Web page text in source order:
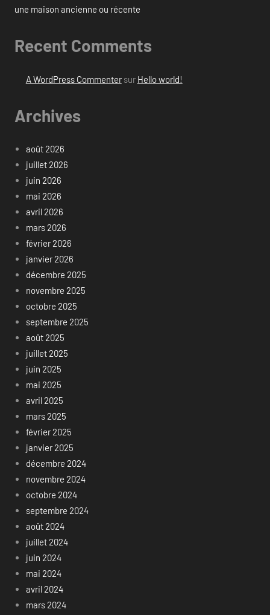
une maison ancienne ou récente
Recent Comments
A WordPress Commentersur Hello world!
Archives
août 2026
juillet 2026
juin 2026
mai 2026
avril 2026
mars 2026
février 2026
janvier 2026
décembre 2025
novembre 2025
octobre 2025
septembre 2025
août 2025
juillet 2025
juin 2025
mai 2025
avril 2025
mars 2025
février 2025
janvier 2025
décembre 2024
novembre 2024
octobre 2024
septembre 2024
août 2024
juillet 2024
juin 2024
mai 2024
avril 2024
mars 2024